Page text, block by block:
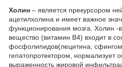
Холин – является прекурсором
ацетилхолина и имеет важное
функционирования мозга. Холин -
вещество (витамин В4) входит в
фосфолипидов(лецитина,
гепатопротектором, нормализует
выраженность жировой